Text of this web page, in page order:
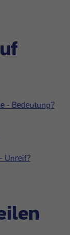
- Bedeutung?
Unreif?